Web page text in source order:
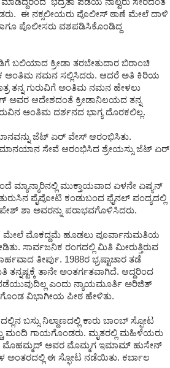
ಈ ನಕ್ಸಲೀಯರು ಪೊಲೀಸ್ ಠಾಣೆ ಮೇಲೆ ದಾಳಿ
ಪೊಲೀಸರು ವಶಪಡಿಸಿಕೊಂಡಿದ್ದ
ಬಲಿಯಾದ ಕ್ರೀಡಾ ತರಬೇತುದಾರ ಬಿರಾಂಚಿ
ಅಂತಿಮ ನಮನ ಸಲ್ಲಿಸಿದರು. ಆದರೆ ಅತಿ ಕಿರಿಯ
ತನ್ನ ಗುರುವಿಗೆ ಅಂತಿಮ ನಮನ ಹೇಳಲು
ಅವರ ಆದೇಶದಂತೆ ಕ್ರೀಡಾನಿಲಯದ ತನ್ನ
ಅಂತಿಮ ದರ್ಶನದ ಭಾಗ್ಯ ದೊರಕಲಿಲ್ಲ.
ಜೆಟ್ ಏರ್ ವೇಸ್ ಆರಂಭಿಸಿತು.
ಸೇವೆ ಆರಂಭಿಸಿದ ಶ್ರೇಯಸ್ಸು ಜೆಟ್ ಏರ್
ಮ್ಯಾನ್ಮಾರಿನಲ್ಲಿ ಮುಕ್ತಾಯವಾದ ಏಳನೇ ಏಷ್ಯನ್
ಪೈಪೋಟಿ ಕಂಡುಬಂದ ಫೈನಲ್ ಪಂದ್ಯದಲ್ಲಿ
ಶಾ ಅವರನ್ನು ಪರಾಭವಗೊಳಿಸಿದರು.
ಮೇಲೆ ಮೊಕದ್ದಮೆ ಹೂಡಲು ಪೂರ್ವಾನುಮತಿಯ
ಸಾರ್ವಜನಿಕ ರಂಗದಲ್ಲಿ ಮಿತಿ ಮೀರುತ್ತಿರುವ
ತೀರ್ಪು. 1988ರ ಭ್ರಷ್ಟಾಚಾರ ತಡೆ
ತಾನೇ ಅಂತರ್ಗತವಾಗಿದೆ. ಆದ್ದರಿಂದ
ಎಂದು ನ್ಯಾಯಮೂರ್ತಿ ಅರಿಜಿತ್
ವಿಭಾಗೀಯ ಪೀಠ ಹೇಳಿತು.
ಬಸ್ಸು ನಿಲ್ದಾಣದಲ್ಲಿ ಕಾರು ಬಾಂಬ್ ಸ್ಫೋಟ
ಮಂದಿ ಗಾಯಗೊಂಡರು. ಮೃತರಲ್ಲಿ ಮಹಿಳೆಯರು
ಮೊಹಮ್ಮದ್ ಅವರ ಮೊಮ್ಮಗ ಇಮಾಮ್ ಹುಸೇನ್
ಅಂತರದಲ್ಲಿ ಈ ಸ್ಫೋಟ ನಡೆಯಿತು. ಕರ್ಬಾಲ